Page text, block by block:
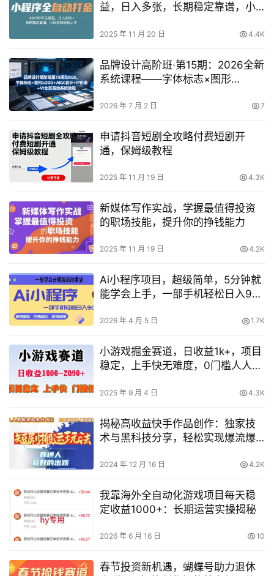
益，日入多张，长期稳定靠谱，小
2025 年 11 月 20 日 4.4K
品牌设计高阶班·第15期：2026全新
系统课程——字体标志×图形
落地
2026 年 7 月 2 日 7
申请抖音短剧全攻略付费短剧开
通，保姆级教程
2025 年 11 月 19 日 4.3K
新媒体写作实战，学握最值得投资
的职场技能，提升你的挣钱能力
2025 年 11 月 19 日 4.2K
Ai小程序项目，超级简单，5分钟就
能学会上手，一部手机轻松日入9张
2026 年 4 月 5 日 1.7K
小游戏掘金赛道，日收益1k+，项目
稳定，上手快无难度，0门槛人人可
2025 年 9 月 4 日 4.3K
揭秘高收益快手作品创作：独家技
术与黑科技分享，轻松实现爆流爆
2024 年 12 月 16 日 4.2K
我靠海外全自动化游戏项目每天稳
定收益1000+：长期运营实操揭秘
2026 年 6 月 16 日 10
春节投资新机遇，蝴蝶号助力退休